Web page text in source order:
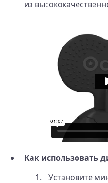
из
Как использовать
Установите